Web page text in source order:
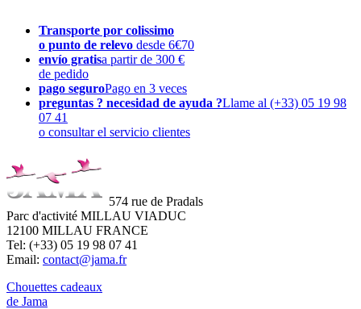
Transporte por colissimo
o punto de relevo desde 6€70
envío gratisa partir de 300 €
de pedido
pago seguroPago en 3 veces
preguntas ? necesidad de ayuda ?Llame al (+33) 05 19 98
07 41
o consultar el servicio clientes
574 rue de Pradals
Parc d'activité MILLAU VIADUC
12100 MILLAU FRANCE
Tel: (+33) 05 19 98 07 41
Email: contact@jama.fr
Chouettes cadeaux
de Jama